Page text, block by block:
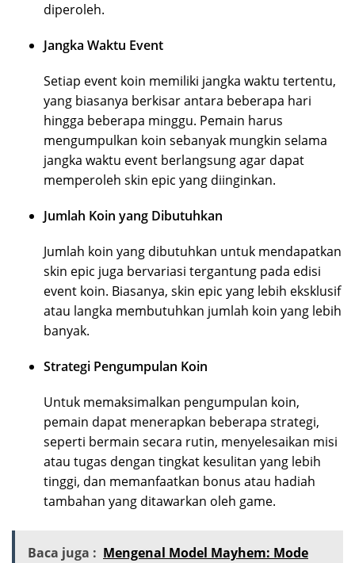
diperoleh.
Jangka Waktu Event
Setiap event koin memiliki jangka waktu tertentu,
yang biasanya berkisar antara beberapa hari
hingga beberapa minggu. Pemain harus
mengumpulkan koin sebanyak mungkin selama
jangka waktu event berlangsung agar dapat
memperoleh skin epic yang diinginkan.
Jumlah Koin yang Dibutuhkan
Jumlah koin yang dibutuhkan untuk mendapatkan
skin epic juga bervariasi tergantung pada edisi
event koin. Biasanya, skin epic yang lebih eksklusif
atau langka membutuhkan jumlah koin yang lebih
banyak.
Strategi Pengumpulan Koin
Untuk memaksimalkan pengumpulan koin,
pemain dapat menerapkan beberapa strategi,
seperti bermain secara rutin, menyelesaikan misi
atau tugas dengan tingkat kesulitan yang lebih
tinggi, dan memanfaatkan bonus atau hadiah
tambahan yang ditawarkan oleh game.
Baca juga : Mengenal Model Mayhem: Mode